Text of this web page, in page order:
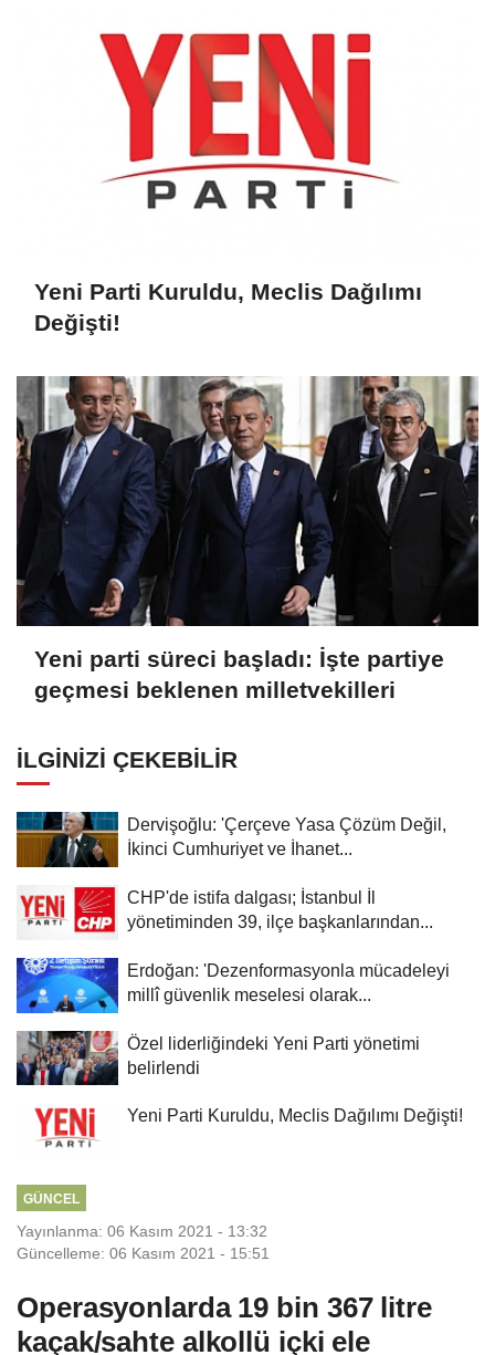
Yeni Parti Kuruldu, Meclis Dağılımı
Değişti!
Yeni parti süreci başladı: İşte partiye
geçmesi beklenen milletvekilleri
İLGINIZI ÇEKEBILIR
Dervişoğlu: 'Çerçeve Yasa Çözüm Değil,
İkinci Cumhuriyet ve İhanet...
CHP'de istifa dalgası; İstanbul İl
yönetiminden 39, ilçe başkanlarından...
Erdoğan: 'Dezenformasyonla mücadeleyi
millî güvenlik meselesi olarak...
Özel liderliğindeki Yeni Parti yönetimi
belirlendi
Yeni Parti Kuruldu, Meclis Dağılımı Değişti!
GÜNCEL
Yayınlanma: 06 Kasım 2021 - 13:32
Güncelleme: 06 Kasım 2021 - 15:51
Operasyonlarda 19 bin 367 litre
kaçak/sahte alkollü içki ele